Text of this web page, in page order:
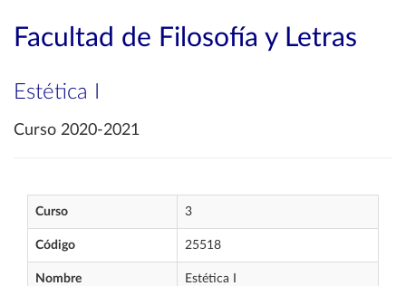
Facultad de Filosofía y Letras
Estética I
Curso 2020-2021
Curso 3
Código 25518
Nombre Estética I